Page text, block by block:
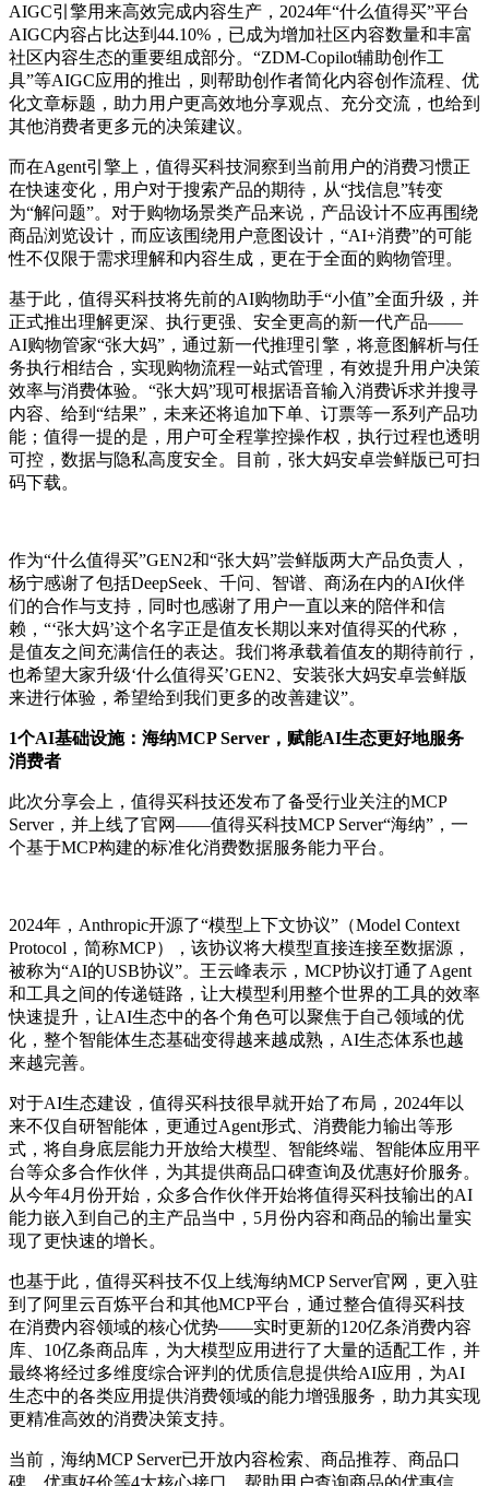
AIGC引擎用来高效完成内容生产，2024年“什么值得买”平台
AIGC内容占比达到44.10%，已成为增加社区内容数量和丰富
社区内容生态的重要组成部分。“ZDM-Copilot辅助创作工
具”等AIGC应用的推出，则帮助创作者简化内容创作流程、优
化文章标题，助力用户更高效地分享观点、充分交流，也给到
其他消费者更多元的决策建议。
而在Agent引擎上，值得买科技洞察到当前用户的消费习惯正
在快速变化，用户对于搜索产品的期待，从“找信息”转变
为“解问题”。对于购物场景类产品来说，产品设计不应再围绕
商品浏览设计，而应该围绕用户意图设计，“AI+消费”的可能
性不仅限于需求理解和内容生成，更在于全面的购物管理。
基于此，值得买科技将先前的AI购物助手“小值”全面升级，并
正式推出理解更深、执行更强、安全更高的新一代产品——
AI购物管家“张大妈”，通过新一代推理引擎，将意图解析与任
务执行相结合，实现购物流程一站式管理，有效提升用户决策
效率与消费体验。“张大妈”现可根据语音输入消费诉求并搜寻
内容、给到“结果”，未来还将追加下单、订票等一系列产品功
能；值得一提的是，用户可全程掌控操作权，执行过程也透明
可控，数据与隐私高度安全。目前，张大妈安卓尝鲜版已可扫
码下载。
作为“什么值得买”GEN2和“张大妈”尝鲜版两大产品负责人，
杨宁感谢了包括DeepSeek、千问、智谱、商汤在内的AI伙伴
们的合作与支持，同时也感谢了用户一直以来的陪伴和信
赖，“‘张大妈’这个名字正是值友长期以来对值得买的代称，
是值友之间充满信任的表达。我们将承载着值友的期待前行，
也希望大家升级‘什么值得买’GEN2、安装张大妈安卓尝鲜版
来进行体验，希望给到我们更多的改善建议”。
1个AI基础设施：海纳MCP Server，赋能AI生态更好地服务
消费者
此次分享会上，值得买科技还发布了备受行业关注的MCP
Server，并上线了官网——值得买科技MCP Server“海纳”，一
个基于MCP构建的标准化消费数据服务能力平台。
2024年，Anthropic开源了“模型上下文协议”（Model Context
Protocol，简称MCP），该协议将大模型直接连接至数据源，
被称为“AI的USB协议”。王云峰表示，MCP协议打通了Agent
和工具之间的传递链路，让大模型利用整个世界的工具的效率
快速提升，让AI生态中的各个角色可以聚焦于自己领域的优
化，整个智能体生态基础变得越来越成熟，AI生态体系也越
来越完善。
对于AI生态建设，值得买科技很早就开始了布局，2024年以
来不仅自研智能体，更通过Agent形式、消费能力输出等形
式，将自身底层能力开放给大模型、智能终端、智能体应用平
台等众多合作伙伴，为其提供商品口碑查询及优惠好价服务。
从今年4月份开始，众多合作伙伴开始将值得买科技输出的AI
能力嵌入到自己的主产品当中，5月份内容和商品的输出量实
现了更快速的增长。
也基于此，值得买科技不仅上线海纳MCP Server官网，更入驻
到了阿里云百炼平台和其他MCP平台，通过整合值得买科技
在消费内容领域的核心优势——实时更新的120亿条消费内容
库、10亿条商品库，为大模型应用进行了大量的适配工作，并
最终将经过多维度综合评判的优质信息提供给AI应用，为AI
生态中的各类应用提供消费领域的能力增强服务，助力其实现
更精准高效的消费决策支持。
当前，海纳MCP Server已开放内容检索、商品推荐、商品口